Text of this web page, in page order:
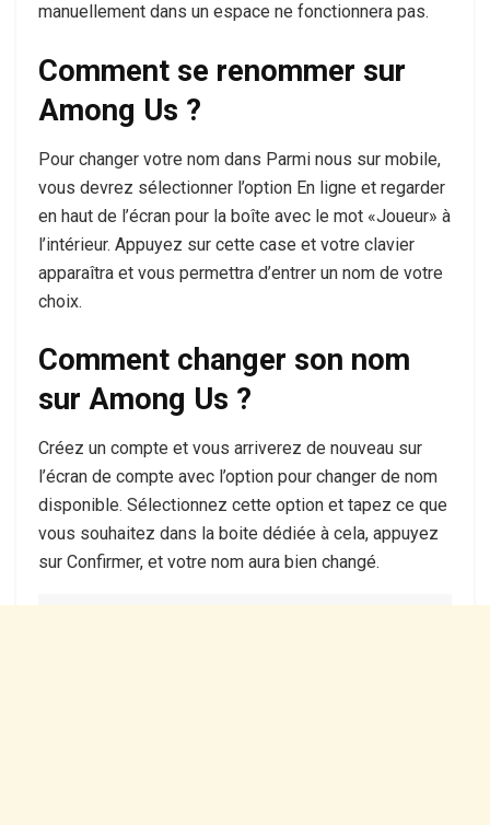
manuellement dans un espace ne fonctionnera pas.
Comment se renommer sur
Among Us ?
Pour changer votre nom dans Parmi nous sur mobile,
vous devrez sélectionner l’option En ligne et regarder
en haut de l’écran pour la boîte avec le mot «Joueur» à
l’intérieur. Appuyez sur cette case et votre clavier
apparaîtra et vous permettra d’entrer un nom de votre
choix.
Comment changer son nom
sur Among Us ?
Créez un compte et vous arriverez de nouveau sur
l’écran de compte avec l’option pour changer de nom
disponible. Sélectionnez cette option et tapez ce que
vous souhaitez dans la boite dédiée à cela, appuyez
sur Confirmer, et votre nom aura bien changé.